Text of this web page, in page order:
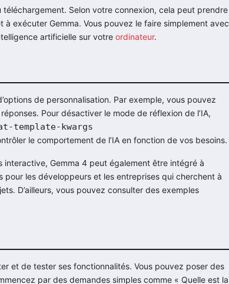
Selon votre connexion, cela peut prendre
exécuter Gemma. Vous pouvez le faire simplement avec
artificielle sur votre ordinateur.
de personnalisation. Par exemple, vous pouvez
Pour désactiver le mode de réflexion de l’IA,
template-kwargs
le comportement de l’IA en fonction de vos besoins.
Gemma 4 peut également être intégré à
les développeurs et les entreprises qui cherchent à
D’ailleurs, vous pouvez consulter des exemples
et de tester ses fonctionnalités. Vous pouvez poser des
par des demandes simples comme « Quelle est la